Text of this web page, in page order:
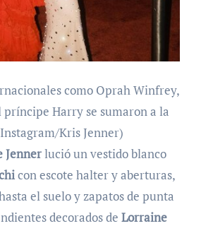
como Oprah Winfrey,
Harry se sumaron a la
Kris Jenner)
Jennerlució un vestido blanco
con escote halter y aberturas,
el suelo y zapatos de punta
decorados de Lorraine